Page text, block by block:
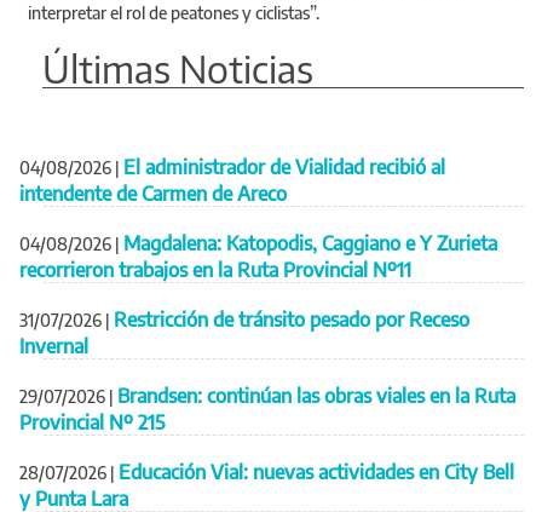
interpretar el rol de peatones y ciclistas”.
Últimas Noticias
04/08/2026 | El administrador de Vialidad recibió al
intendente de Carmen de Areco
04/08/2026 | Magdalena: Katopodis, Caggiano e Y Zurieta
recorrieron trabajos en la Ruta Provincial Nº11
31/07/2026 | Restricción de tránsito pesado por Receso
Invernal
29/07/2026 | Brandsen: continúan las obras viales en la Ruta
Provincial Nº 215
28/07/2026 | Educación Vial: nuevas actividades en City Bell
y Punta Lara